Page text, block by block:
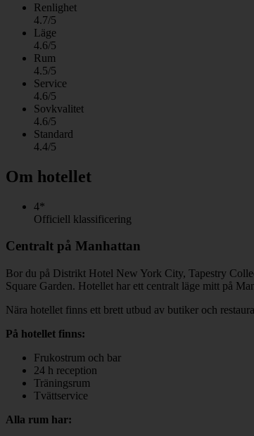
Renlighet
4.7/5
Läge
4.6/5
Rum
4.5/5
Service
4.6/5
Sovkvalitet
4.6/5
Standard
4.4/5
Om hotellet
4*
Officiell klassificering
Centralt på Manhattan
Bor du på Distrikt Hotel New York City, Tapestry
Square Garden. Hotellet har ett centralt läge mitt på
Nära hotellet finns ett brett utbud av butiker och
På hotellet finns:
Frukostrum och bar
24 h reception
Träningsrum
Tvättservice
Alla rum har: